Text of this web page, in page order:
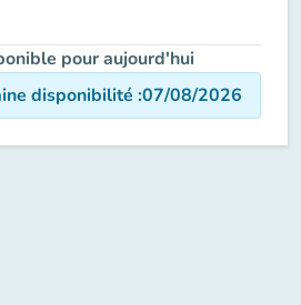
pour aujourd'hui
disponibilité :07/08/2026